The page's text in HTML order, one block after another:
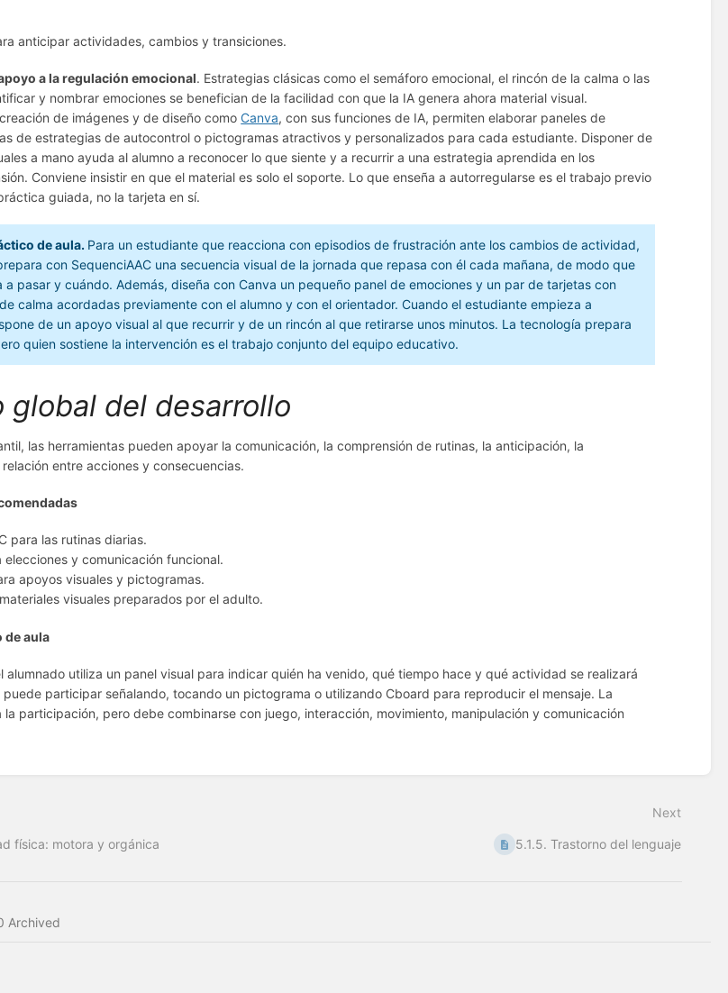
anticipar actividades, cambios y transiciones.
a la regulación emocional. Estrategias clásicas como el semáforo emocional, el rincón de la calma o las
y nombrar emociones se benefician de la facilidad con que la IA genera ahora material visual.
de imágenes y de diseño comoCanva, con sus funciones de IA, permiten elaborar paneles de
de estrategias de autocontrol o pictogramas atractivos y personalizados para cada estudiante. Disponer de
a mano ayuda al alumno a reconocer lo que siente y a recurrir a una estrategia aprendida en los
Conviene insistir en que el material es solo el soporte. Lo que enseña a autorregularse es el trabajo previo
guiada, no la tarjeta en sí.
de aula. Para un estudiante que reacciona con episodios de frustración ante los cambios de actividad,
con SequenciAAC una secuencia visual de la jornada que repasa con él cada mañana, de modo que
a pasar y cuándo. Además, diseña con Canva un pequeño panel de emociones y un par de tarjetas con
calma acordadas previamente con el alumno y con el orientador. Cuando el estudiante empieza a
de un apoyo visual al que recurrir y de un rincón al que retirarse unos minutos. La tecnología prepara
quien sostiene la intervención es el trabajo conjunto del equipo educativo.
global del desarrollo
las herramientas pueden apoyar la comunicación, la comprensión de rutinas, la anticipación, la
entre acciones y consecuencias.
para las rutinas diarias.
elecciones y comunicación funcional.
apoyos visuales y pictogramas.
visuales preparados por el adulto.
de aula
alumnado utiliza un panel visual para indicar quién ha venido, qué tiempo hace y qué actividad se realizará
puede participar señalando, tocando un pictograma o utilizando Cboard para reproducir el mensaje. La
la participación, pero debe combinarse con juego, interacción, movimiento, manipulación y comunicación
física: motora y orgánica
Next
5.1.5. Trastorno del lenguaje
Archived